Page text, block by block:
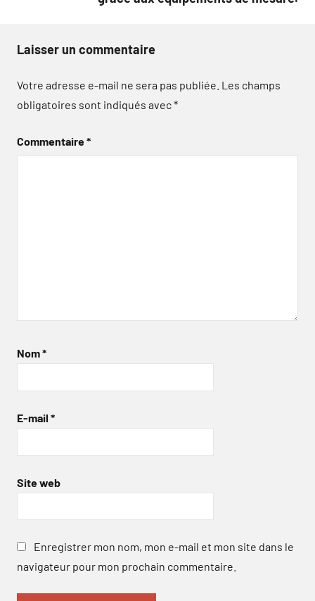
Laisser un commentaire
Votre adresse e-mail ne sera pas publiée. Les champs
obligatoires sont indiqués avec*
Commentaire*
Nom*
E-mail *
Site web
Enregistrer mon nom, mon e-mail et mon site dans le
navigateur pour mon prochain commentaire.